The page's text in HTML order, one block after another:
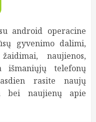
android operacine
gyvenimo dalimi,
naujienos,
išmaniųjų telefonų
rasite naujų
bei naujienų apie